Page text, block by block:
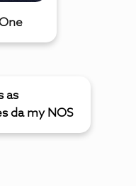
as
da my NOS